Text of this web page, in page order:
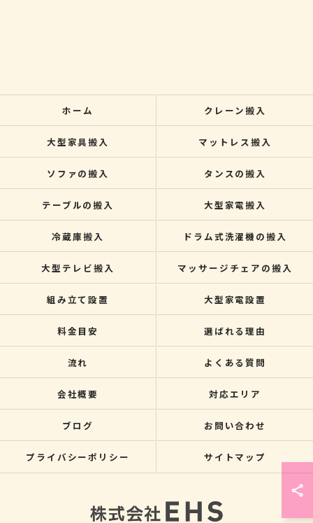
ホーム クレーン搬入
大型家具搬入 マットレス搬入
ソファの搬入 タンスの搬入
テーブルの搬入 大型家電搬入
冷蔵庫搬入 ドラム式洗濯機の搬入
大型テレビ搬入 マッサージチェアの搬入
組み立て設置 大型家電設置
料金目安 選ばれる理由
流れ よくある質問
会社概要 対応エリア
ブログ お問い合わせ
プライバシーポリシー サイトマップ